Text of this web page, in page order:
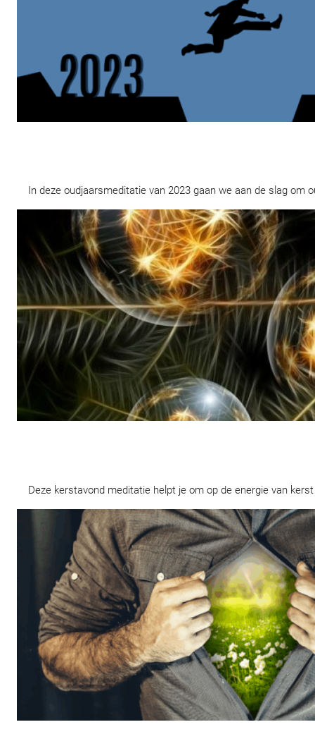
In deze oudjaarsmeditatie van 2023 gaan we aan de slag
Deze kerstavond meditatie helpt je om op de energie van